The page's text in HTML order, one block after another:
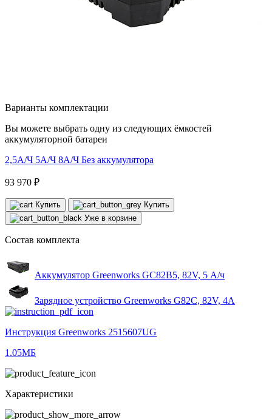
Варианты комплектации
Вы можете выбрать одну из следующих ёмкостей
аккумуляторной батареи
2,5А/Ч 5А/Ч 8А/Ч Без аккумулятора
93 970 ₽
Купить
Купить
Уже в корзине
Состав комплекта
Аккумулятор Greenworks GC82B5, 82V, 5 А/ч
Зарядное устройство Greenworks G82C, 82V, 4А
Инструкция Greenworks 2515607UG
1.05МБ
Характеристики